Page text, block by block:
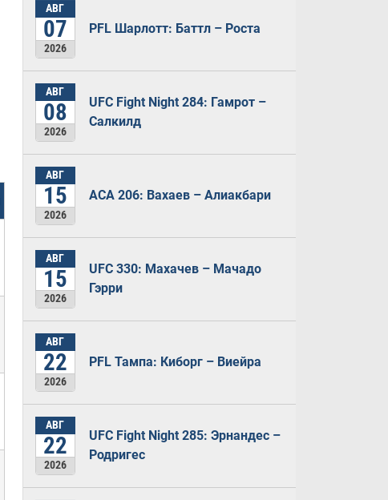
АВГ
07
2026
PFL Шарлотт: Баттл – Роста
АВГ
08
2026
UFC Fight Night 284: Гамрот –
Салкилд
АВГ
15
2026
ACA 206: Вахаев – Алиакбари
АВГ
15
2026
UFC 330: Махачев – Мачадо
Гэрри
АВГ
22
2026
PFL Тампа: Киборг – Виейра
АВГ
22
2026
UFC Fight Night 285: Эрнандес –
Родригес